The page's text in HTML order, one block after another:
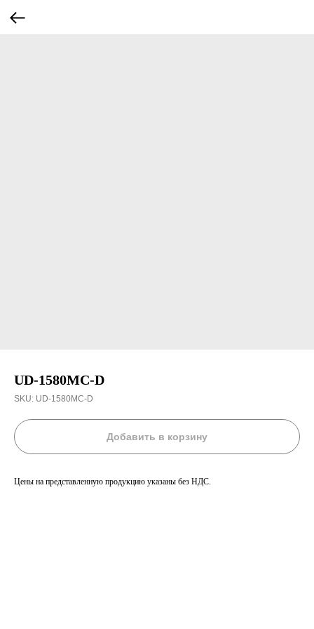
UD-1580MC-D
SKU: UD-1580MC-D
Добавить в корзину
Цены на представленную продукцию указаны без НДС.